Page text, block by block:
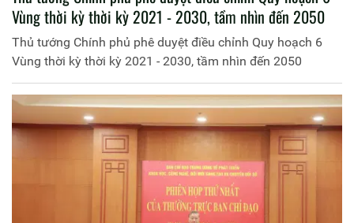
Vùng thời kỳ thời kỳ 2021 - 2030, tầm nhìn đến 2050
Thủ tướng Chính phủ phê duyệt điều chỉnh Quy hoạch 6
Vùng thời kỳ thời kỳ 2021 - 2030, tầm nhìn đến 2050